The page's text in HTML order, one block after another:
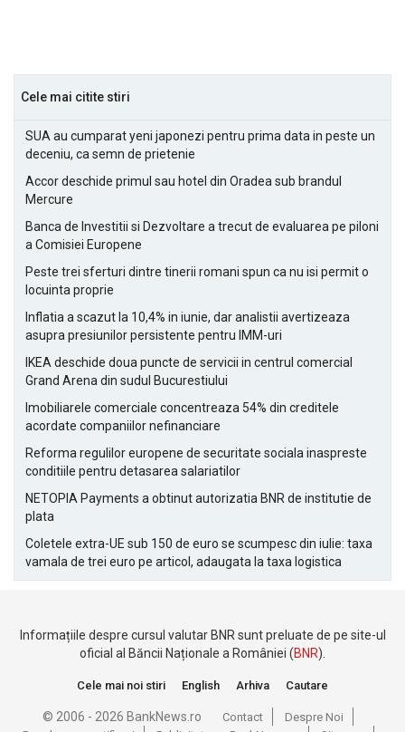
Cele mai citite stiri
SUA au cumparat yeni japonezi pentru prima data in peste un
deceniu, ca semn de prietenie
Accor deschide primul sau hotel din Oradea sub brandul
Mercure
Banca de Investitii si Dezvoltare a trecut de evaluarea pe piloni
a Comisiei Europene
Peste trei sferturi dintre tinerii romani spun ca nu isi permit o
locuinta proprie
Inflatia a scazut la 10,4% in iunie, dar analistii avertizeaza
asupra presiunilor persistente pentru IMM-uri
IKEA deschide doua puncte de servicii in centrul comercial
Grand Arena din sudul Bucurestiului
Imobiliarele comerciale concentreaza 54% din creditele
acordate companiilor nefinanciare
Reforma regulilor europene de securitate sociala inaspreste
conditiile pentru detasarea salariatilor
NETOPIA Payments a obtinut autorizatia BNR de institutie de
plata
Coletele extra-UE sub 150 de euro se scumpesc din iulie: taxa
vamala de trei euro pe articol, adaugata la taxa logistica
Informațiile despre cursul valutar BNR sunt preluate de pe site-ul
oficial al Băncii Naționale a României (BNR).
Cele mai noi stiri English Arhiva Cautare
© 2006 - 2026 BankNews.ro Contact
Despre Noi